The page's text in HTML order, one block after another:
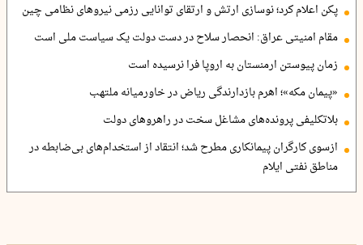
پکن اعلام کرد؛ نوسازی ارتش و ارتقای توانایی رزمی نیروهای نظامی چین
مقام امنیتی عراق: انحصار سلاح در دست دولت یک سیاست ملی است
زمان پیوستن ارمنستان به اروپا فرا نرسیده است
«پیمان مکه»؛ اهرم بازدارندگی ریاض در خاورمیانه ملتهب
بلاتکلیفی پرونده‌های مشاغل سخت در راهروهای دولت
ازسوی کارگران پیمانکاری مطرح شد؛ انتقاد از استخدام‌های بی‌ضابطه در
مناطق نفتی ایلام